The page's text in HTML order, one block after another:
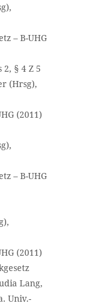
Lang,
Univ.-
(2011)
– B-UHG
§ 4 Z 5
(Hrsg),
(2011)
– B-UHG